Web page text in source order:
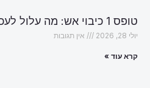
טופס 1 כיבוי אש: מה עלול לעכב את האישור?
יולי 28, 2026 אין תגובות
קרא עוד »